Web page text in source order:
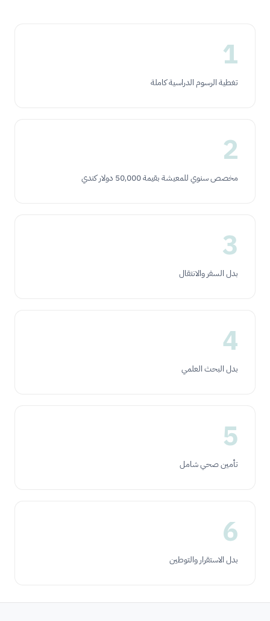
1
تغطية الرسوم الدراسية كاملة
2
مخصص سنوي للمعيشة بقيمة 50,000 دولار كندي
3
بدل السفر والانتقال
4
بدل البحث العلمي
5
تأمين صحي شامل
6
بدل الاستقرار والتوطين